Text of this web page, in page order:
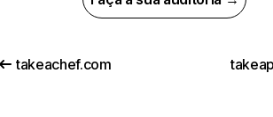
takeachef.com